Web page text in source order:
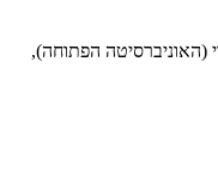
(האוניברסיטה הפתוחה),